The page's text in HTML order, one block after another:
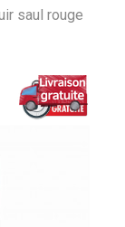
saul rouge